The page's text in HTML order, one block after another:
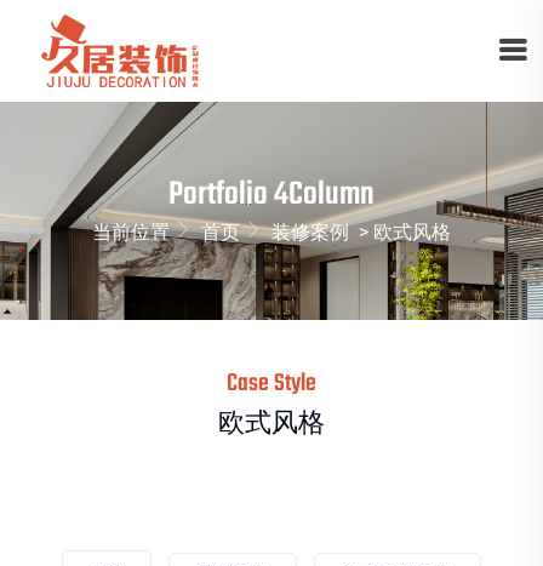
Portfolio 4Column
当前位置 首页 装修案例 > 欧式风格
Case Style
欧式风格